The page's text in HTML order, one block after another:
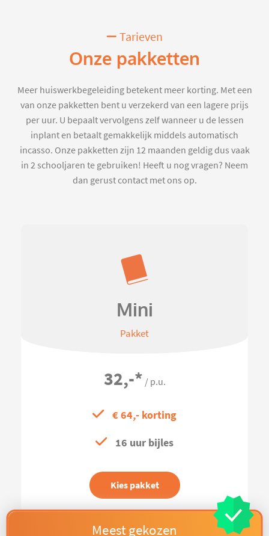
Tarieven
Onze pakketten
Meer huiswerkbegeleiding betekent meer korting. Met een
van onze pakketten bent u verzekerd van een lagere prijs
per uur. U bepaalt vervolgens zelf wanneer u de lessen
inplant en betaalt gemakkelijk middels automatisch
incasso. Onze pakketten zijn 12 maanden geldig dus vaak
in 2 schooljaren te gebruiken! Heeft u nog vragen? Neem
dan gerust contact met ons op.
Mini
Pakket
32,-* / p.u.
€ 64,- korting
16 uur bijles
Kies pakket